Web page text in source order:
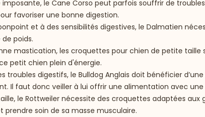
le Cane Corso peut parfois souffrir de
favoriser une bonne digestion.
et à des sensibilités digestives, le Dalmatien
poids.
mastication, les croquettes pour chien de petite taille
petit chien plein d'énergie.
troubles digestifs, le Bulldog Anglais doit bénéficier
Il faut donc veiller à lui offrir une alimentation avec
le Rottweiler nécessite des croquettes adaptées
soin de sa masse musculaire.